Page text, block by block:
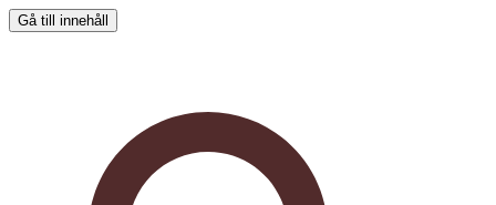
Gå till innehåll